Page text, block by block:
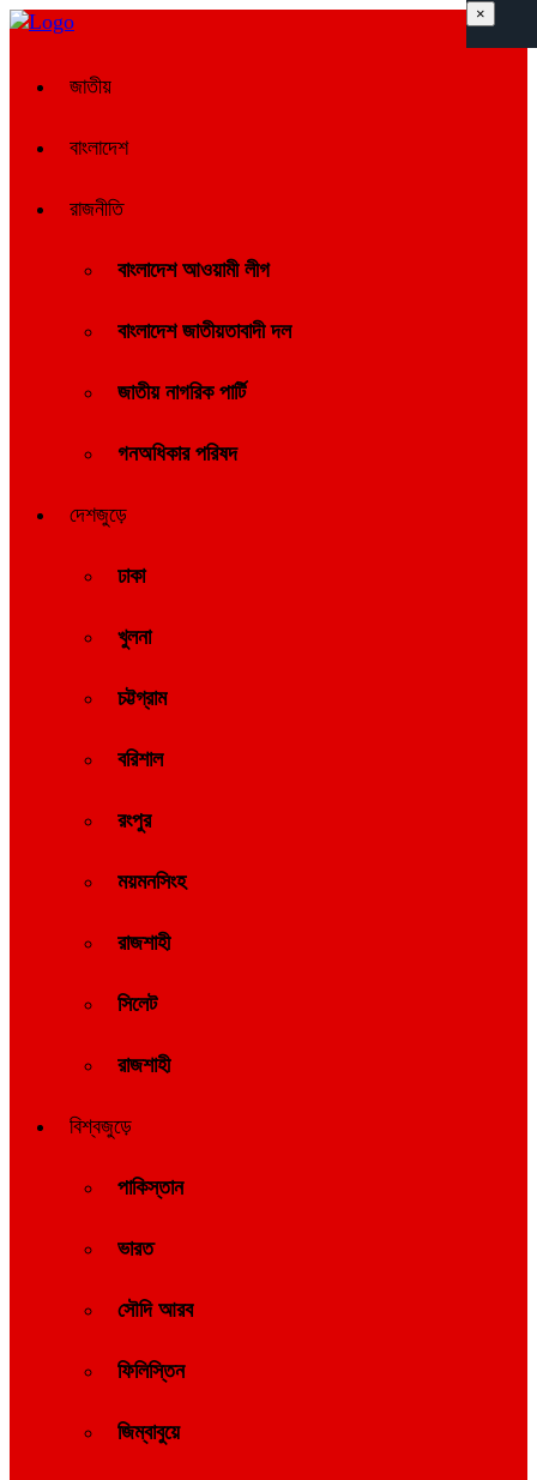
জাতীয়
বাংলাদেশ
রাজনীতি
বাংলাদেশ আওয়ামী লীগ
বাংলাদেশ জাতীয়তাবাদী দল
জাতীয় নাগরিক পার্টি
গনঅধিকার পরিষদ
দেশজুড়ে
ঢাকা
খুলনা
চট্টগ্রাম
বরিশাল
রংপুর
ময়মনসিংহ
রাজশাহী
সিলেট
রাজশাহী
বিশ্বজুড়ে
পাকিস্তান
ভারত
সৌদি আরব
ফিলিস্তিন
জিম্বাবুয়ে
×